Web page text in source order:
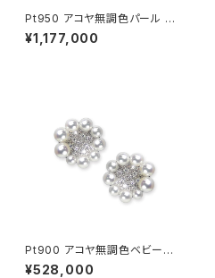
Pt950 アコヤ無調色パール ダ
イヤモンド ピアス
¥1,177,000
Pt900 アコヤ無調色ベビーパ
ール ダイヤモンド ピアス
¥528,000